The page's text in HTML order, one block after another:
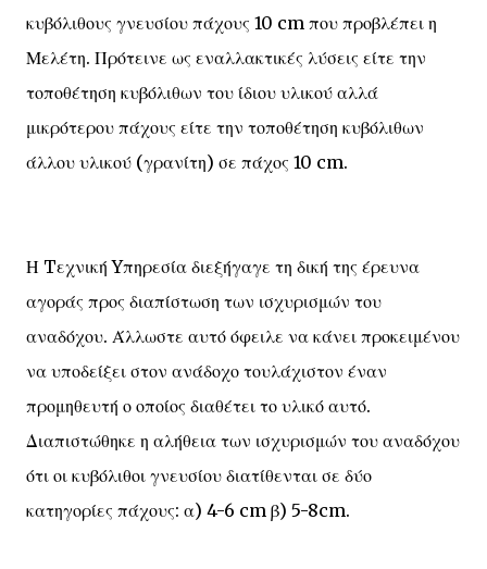
κυβόλιθους γνευσίου πάχους 10 cm που προβλέπει η
Μελέτη. Πρότεινε ως εναλλακτικές λύσεις είτε την
τοποθέτηση κυβόλιθων του ίδιου υλικού αλλά
μικρότερου πάχους είτε την τοποθέτηση κυβόλιθων
άλλου υλικού (γρανίτη) σε πάχος 10 cm.
Η Tεχνική Yπηρεσία διεξήγαγε τη δική της έρευνα
αγοράς προς διαπίστωση των ισχυρισμών του
αναδόχου. Άλλωστε αυτό όφειλε να κάνει προκειμένου
να υποδείξει στον ανάδοχο τουλάχιστον έναν
προμηθευτή ο οποίος διαθέτει το υλικό αυτό.
Διαπιστώθηκε η αλήθεια των ισχυρισμών του αναδόχου
ότι οι κυβόλιθοι γνευσίου διατίθενται σε δύο
κατηγορίες πάχους: α) 4-6 cm β) 5-8cm.